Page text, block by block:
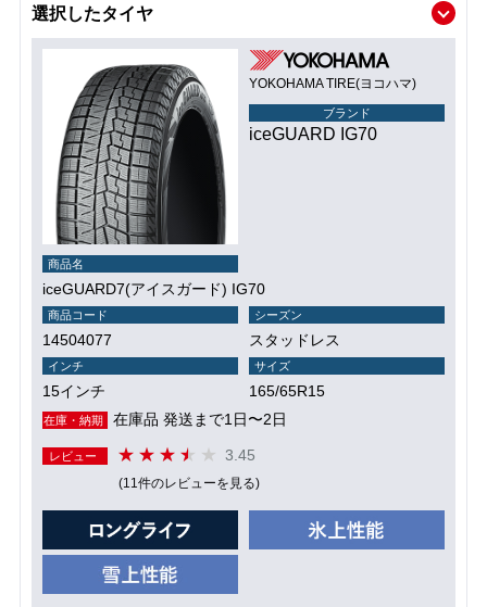
選択したタイヤ
YOKOHAMA TIRE(ヨコハマ)
ブランド
iceGUARD IG70
商品名
iceGUARD7(アイスガード) IG70
商品コード
14504077
シーズン
スタッドレス
インチ
15インチ
サイズ
165/65R15
在庫・納期 在庫品 発送まで1日〜2日
レビュー 3.45
(11件のレビューを見る)